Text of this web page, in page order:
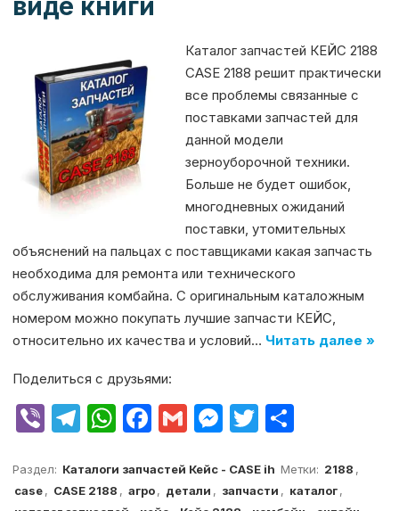
виде книги
Каталог запчастей КЕЙС 2188
CASE 2188 решит практически
все проблемы связанные с
поставками запчастей для
данной модели
зерноуборочной техники.
Больше не будет ошибок,
многодневных ожиданий
поставки, утомительных
объяснений на пальцах с поставщиками какая запчасть
необходима для ремонта или технического
обслуживания комбайна. С оригинальным каталожным
номером можно покупать лучшие запчасти КЕЙС,
относительно их качества и условий… Читать далее »
Поделиться с друзьями:
V
er
T
e
g
W
at
s
F
c
e
G
ai
l
M
s
s
T
it
te
п
р
Раздел: Каталоги запчастей Кейс - CASE ih Метки: 2188 ,
case, CASE 2188 , агро, детали , запчасти , каталог,